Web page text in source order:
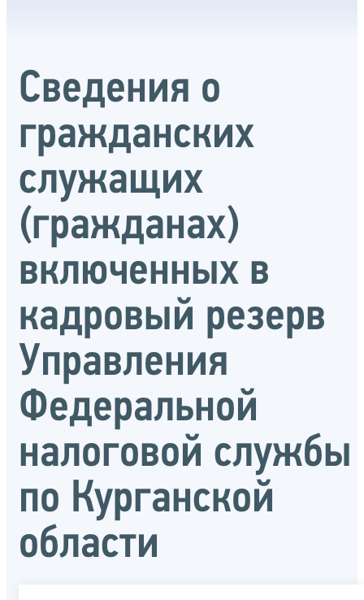
Сведения о
гражданских
служащих
(гражданах)
включенных в
кадровый резерв
Управления
Федеральной
налоговой службы
по Курганской
области